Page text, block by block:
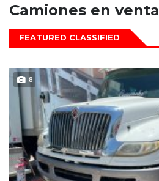
Camiones en venta
FEATURED CLASSIFIED
8